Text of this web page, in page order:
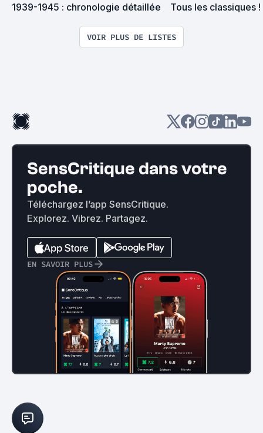
1939-1945 : chronologie détaillée Tous les classiques !
VOIR PLUS DE LISTES
SensCritique dans votre
poche.
Téléchargez l’app SensCritique.
Explorez. Vibrez. Partagez.
EN SAVOIR PLUS